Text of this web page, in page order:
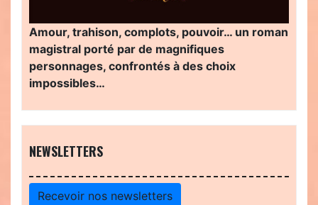
Amour, trahison, complots, pouvoir… un roman
magistral porté par de magnifiques
personnages, confrontés à des choix
impossibles…
NEWSLETTERS
Recevoir nos newsletters